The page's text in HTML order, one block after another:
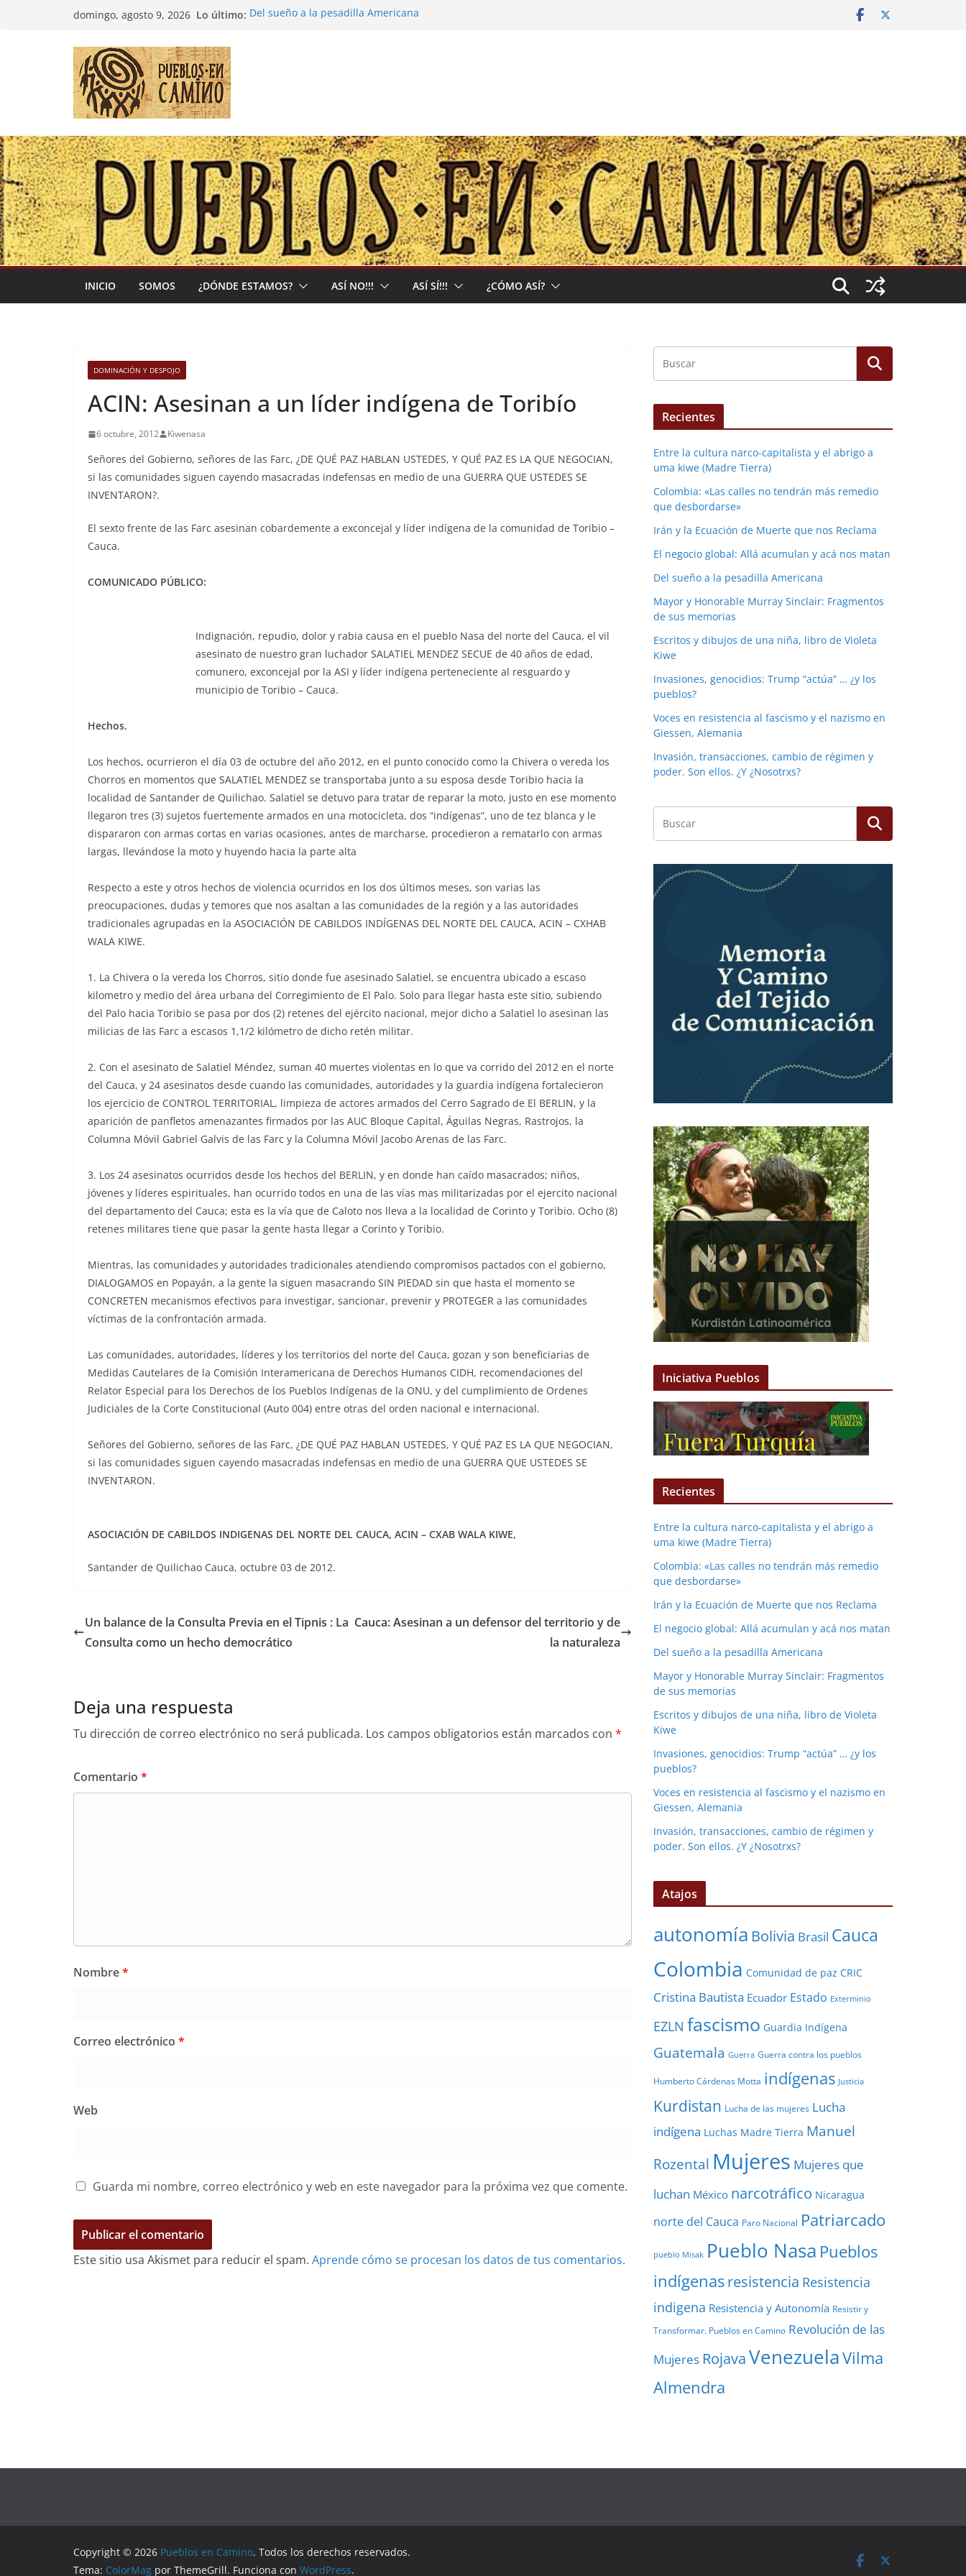
domingo, agosto 9, 2026 Lo último: Del sueño a la pesadilla Americana
INICIO SOMOS ¿DÓNDE ESTAMOS? ASÍ NO!!! ASÍ SÍ!!! ¿CÓMO ASÍ?
DOMINACIÓN Y DESPOJO
ACIN: Asesinan a un líder indígena de Toribío
6 octubre, 2012 Kiwenasa
Señores del Gobierno, señores de las Farc, ¿DE QUÉ PAZ HABLAN USTEDES, Y QUÉ PAZ ES LA QUE NEGOCIAN,
si las comunidades siguen cayendo masacradas indefensas en medio de una GUERRA QUE USTEDES SE
INVENTARON?.
El sexto frente de las Farc asesinan cobardemente a exconcejal y líder indígena de la comunidad de Toribio –
Cauca.
COMUNICADO PÚBLICO:
Indignación, repudio, dolor y rabia causa en el pueblo Nasa del norte del Cauca, el vil
asesinato de nuestro gran luchador SALATIEL MENDEZ SECUE de 40 años de edad,
comunero, exconcejal por la ASI y líder indígena perteneciente al resguardo y
municipio de Toribio – Cauca.
Hechos.
Los hechos, ocurrieron el día 03 de octubre del año 2012, en el punto conocido como la Chivera o vereda los
Chorros en momentos que SALATIEL MENDEZ se transportaba junto a su esposa desde Toribio hacia la
localidad de Santander de Quilichao. Salatiel se detuvo para tratar de reparar la moto, justo en ese momento
llegaron tres (3) sujetos fuertemente armados en una motocicleta, dos “indígenas”, uno de tez blanca y le
dispararon con armas cortas en varias ocasiones, antes de marcharse, procedieron a rematarlo con armas
largas, llevándose la moto y huyendo hacia la parte alta
Respecto a este y otros hechos de violencia ocurridos en los dos últimos meses, son varias las
preocupaciones, dudas y temores que nos asaltan a las comunidades de la región y a las autoridades
tradicionales agrupadas en la ASOCIACIÓN DE CABILDOS INDÍGENAS DEL NORTE DEL CAUCA, ACIN – CXHAB
WALA KIWE.
1. La Chivera o la vereda los Chorros, sitio donde fue asesinado Salatiel, se encuentra ubicado a escaso
kilometro y medio del área urbana del Corregimiento de El Palo. Solo para llegar hasta este sitio, subiendo
del Palo hacia Toribio se pasa por dos (2) retenes del ejército nacional, mejor dicho a Salatiel lo asesinan las
milicias de las Farc a escasos 1,1/2 kilómetro de dicho retén militar.
2. Con el asesinato de Salatiel Méndez, suman 40 muertes violentas en lo que va corrido del 2012 en el norte
del Cauca, y 24 asesinatos desde cuando las comunidades, autoridades y la guardia indígena fortalecieron
los ejercicio de CONTROL TERRITORIAL, limpieza de actores armados del Cerro Sagrado de El BERLIN, y la
aparición de panfletos amenazantes firmados por las AUC Bloque Capital, Águilas Negras, Rastrojos, la
Columna Móvil Gabriel Galvis de las Farc y la Columna Móvil Jacobo Arenas de las Farc.
3. Los 24 asesinatos ocurridos desde los hechos del BERLIN, y en donde han caído masacrados; niños,
jóvenes y líderes espirituales, han ocurrido todos en una de las vías mas militarizadas por el ejercito nacional
del departamento del Cauca; esta es la vía que de Caloto nos lleva a la localidad de Corinto y Toribio. Ocho (8)
retenes militares tiene que pasar la gente hasta llegar a Corinto y Toribio.
Mientras, las comunidades y autoridades tradicionales atendiendo compromisos pactados con el gobierno,
DIALOGAMOS en Popayán, a la gente la siguen masacrando SIN PIEDAD sin que hasta el momento se
CONCRETEN mecanismos efectivos para investigar, sancionar, prevenir y PROTEGER a las comunidades
víctimas de la confrontación armada.
Las comunidades, autoridades, líderes y los territorios del norte del Cauca, gozan y son beneficiarias de
Medidas Cautelares de la Comisión Interamericana de Derechos Humanos CIDH, recomendaciones del
Relator Especial para los Derechos de los Pueblos Indígenas de la ONU, y del cumplimiento de Ordenes
Judiciales de la Corte Constitucional (Auto 004) entre otras del orden nacional e internacional.
Señores del Gobierno, señores de las Farc, ¿DE QUÉ PAZ HABLAN USTEDES, Y QUÉ PAZ ES LA QUE NEGOCIAN,
si las comunidades siguen cayendo masacradas indefensas en medio de una GUERRA QUE USTEDES SE
INVENTARON.
ASOCIACIÓN DE CABILDOS INDIGENAS DEL NORTE DEL CAUCA, ACIN – CXAB WALA KIWE,
Santander de Quilichao Cauca, octubre 03 de 2012.
Un balance de la Consulta Previa en el Tipnis : La
Consulta como un hecho democrático
Cauca: Asesinan a un defensor del territorio y de
la naturaleza
Deja una respuesta
Tu dirección de correo electrónico no será publicada. Los campos obligatorios están marcados con *
Comentario *
Nombre*
Correo electrónico *
Web
Guarda mi nombre, correo electrónico y web en este navegador para la próxima vez que comente.
Este sitio usa Akismet para reducir el spam. Aprende cómo se procesan los datos de tus comentarios.
Recientes
Entre la cultura narco-capitalista y el abrigo a
uma kiwe (Madre Tierra)
Colombia: «Las calles no tendrán más remedio
que desbordarse»
Irán y la Ecuación de Muerte que nos Reclama
El negocio global: Allá acumulan y acá nos matan
Del sueño a la pesadilla Americana
Mayor y Honorable Murray Sinclair: Fragmentos
de sus memorias
Escritos y dibujos de una niña, libro de Violeta
Kiwe
Invasiones, genocidios: Trump “actúa” … ¿y los
pueblos?
Voces en resistencia al fascismo y el nazismo en
Giessen, Alemania
Invasión, transacciones, cambio de régimen y
poder. Son ellos. ¿Y ¿Nosotrxs?
Iniciativa Pueblos
Recientes
Entre la cultura narco-capitalista y el abrigo a
uma kiwe (Madre Tierra)
Colombia: «Las calles no tendrán más remedio
que desbordarse»
Irán y la Ecuación de Muerte que nos Reclama
El negocio global: Allá acumulan y acá nos matan
Del sueño a la pesadilla Americana
Mayor y Honorable Murray Sinclair: Fragmentos
de sus memorias
Escritos y dibujos de una niña, libro de Violeta
Kiwe
Invasiones, genocidios: Trump “actúa” … ¿y los
pueblos?
Voces en resistencia al fascismo y el nazismo en
Giessen, Alemania
Invasión, transacciones, cambio de régimen y
poder. Son ellos. ¿Y ¿Nosotrxs?
Atajos
autonomía Bolivia Brasil Cauca
Colombia Comunidad de paz CRIC
Cristina Bautista Ecuador Estado Exterminio
EZLN fascismo Guardia Indígena
Guatemala Guerra Guerra contra los pueblos
Humberto Cárdenas Motta indígenas Justicia
Kurdistan Lucha de las mujeres Lucha
indígena Luchas Madre Tierra Manuel
Rozental Mujeres Mujeres que
luchan México narcotráfico Nicaragua
norte del Cauca Paro Nacional Patriarcado
pueblo Misak Pueblo Nasa Pueblos
indígenasresistencia Resistencia
indigena Resistencia y Autonomía Resistir y
Transformar. Pueblos en Camino Revolución de las
Mujeres RojavaVenezuelaVilma
Almendra
Copyright © 2026 Pueblos en Camino. Todos los derechos reservados.
Tema: ColorMag por ThemeGrill. Funciona con WordPress.